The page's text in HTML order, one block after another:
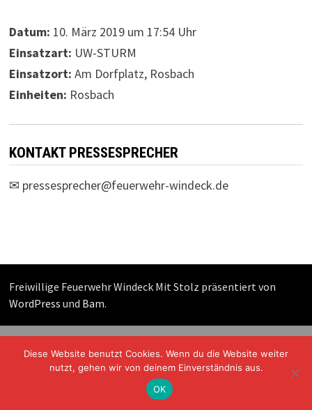
Datum: 10. März 2019 um 17:54 Uhr
Einsatzart: UW-STURM
Einsatzort: Am Dorfplatz, Rosbach
Einheiten: Rosbach
KONTAKT PRESSESPRECHER
✉ pressesprecher@feuerwehr-windeck.de
Freiwillige Feuerwehr Windeck Mit Stolz präsentiert von
WordPress und Bam.
Diese Website benutzt Cookies. Wenn du die Website weiter
nutzt, gehen wir von deinem Einverständnis aus.
OK